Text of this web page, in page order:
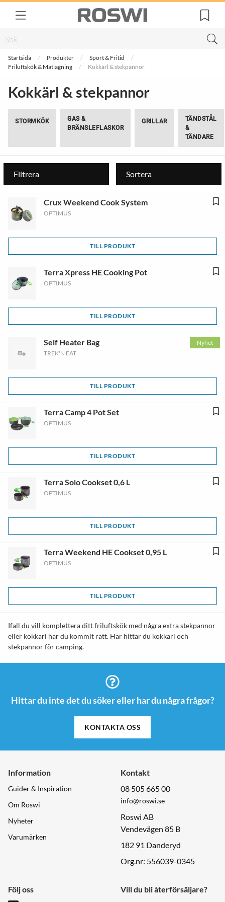
Startsida Produkter
Sport & Fritid
Friluftskök & Matlagning
Kokkärl & stekpannor
Kokkärl & stekpannor
STORMKÖK
GAS &
BRÄNSLEFLASKOR
GRILLAR
TÄNDSTÅL
&
TÄNDARE
Filtrera Sortera
Crux Weekend Cook System
OPTIMUS
TILL PRODUKT
Terra Xpress HE Cooking Pot
OPTIMUS
TILL PRODUKT
Nyhet
Self Heater Bag
TREK'N EAT
TILL PRODUKT
Terra Camp 4 Pot Set
OPTIMUS
TILL PRODUKT
Terra Solo Cookset 0,6 L
OPTIMUS
TILL PRODUKT
Terra Weekend HE Cookset 0,95 L
OPTIMUS
TILL PRODUKT
Ifall du vill komplettera ditt friluftskök med några extra stekpannor
eller kokkärl har du kommit rätt. Här hittar du kokkärl och
stekpannor för camping.
Hittar du inte det du söker eller har du några frågor?
KONTAKTA OSS
Information
Guider & Inspiration
Om Roswi
Nyheter
Varumärken
Kontakt
08 505 665 00
info@roswi.se
Roswi AB
Vendevägen 85 B
182 91 Danderyd
Org.nr: 556039-0345
Följ oss
Vill du bli återförsäljare?